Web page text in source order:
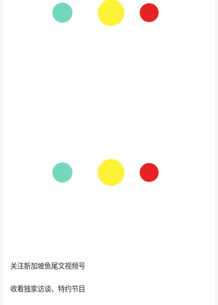
关注新加坡鱼尾文视频号
收看独家访谈、特约节目